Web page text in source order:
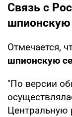
Связь с
шпионскую
Отмечается,
шпионскую
"По версии
Центральную